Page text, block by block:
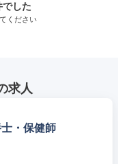
した
ください
求人
・保健師